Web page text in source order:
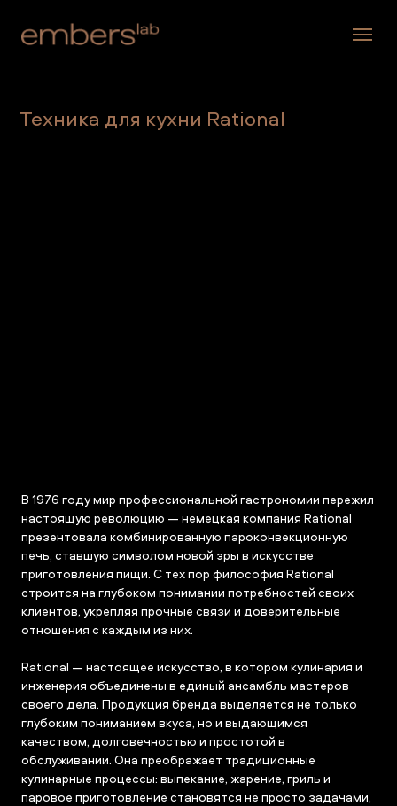
В 1976 году мир профессиональной гастрономии пережил
настоящую революцию — немецкая компания Rational
презентовала комбинированную пароконвекционную
печь, ставшую символом новой эры в искусстве
приготовления пищи. С тех пор философия Rational
строится на глубоком понимании потребностей своих
клиентов, укрепляя прочные связи и доверительные
отношения с каждым из них.
Rational — настоящее искусство, в котором кулинария и
инженерия объединены в единый ансамбль мастеров
своего дела. Продукция бренда выделяется не только
глубоким пониманием вкуса, но и выдающимся
качеством, долговечностью и простотой в
обслуживании. Она преображает традиционные
кулинарные процессы: выпекание, жарение, гриль и
паровое приготовление становятся не просто задачами,
Техника для кухни Rational